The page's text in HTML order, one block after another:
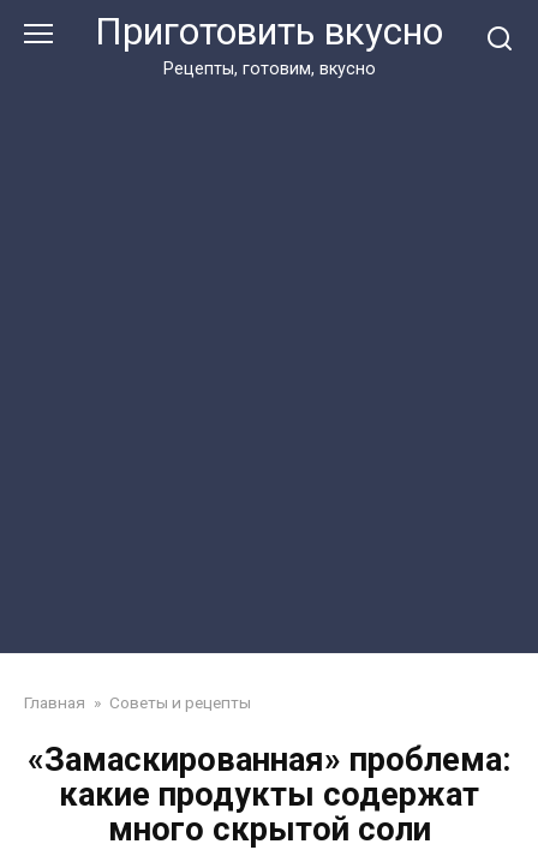
Приготовить вкусно
Рецепты, готовим, вкусно
Главная » Советы и рецепты
«Замаскированная» проблема:
какие продукты содержат
много скрытой соли